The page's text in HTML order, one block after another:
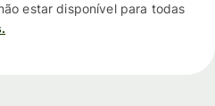
estar disponível para todas